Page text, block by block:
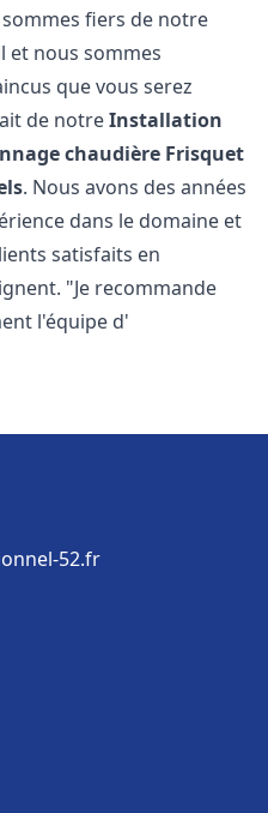
fiers de notre
et nous sommes
que vous serez
de notreInstallation
chaudière Frisquet
. Nous avons des années
dans le domaine et
satisfaits en
"Je recommande
l'équipe d'
52.fr